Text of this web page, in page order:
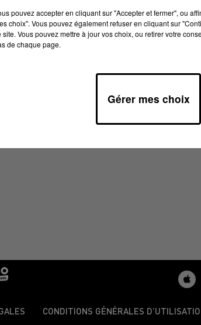
DU 27/03/2024 À 15H00
CONDITIONS GÉNÉRALES
pouvez accepter en cliquant sur "Accepter et fermer", ou
choix". Vous pouvez également refuser en cliquant sur
site. Vous pouvez mettre à jour vos choix, ou retirer votre
de chaque page.
Gérer mes choix